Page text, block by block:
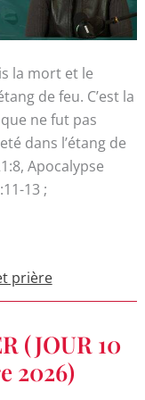
la mort et le
de feu. C’est la
ne fut pas
dans l’étang de
Apocalypse
13 ;
prière
(JOUR 10
2026)